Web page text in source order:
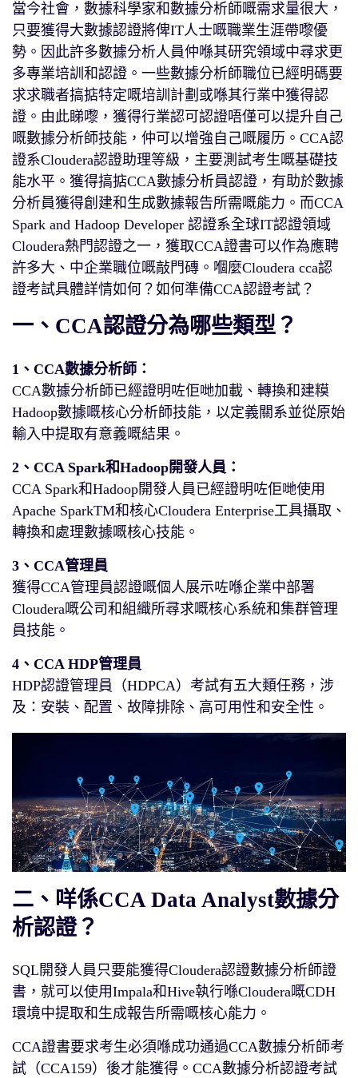
當今社會，數據科學家和數據分析師嘅需求量很大，
只要獲得大數據認證將俾IT人士嘅職業生涯帶嚟優
勢。因此許多數據分析人員仲喺其研究領域中尋求更
多專業培訓和認證。一些數據分析師職位已經明碼要
求求職者搞掂特定嘅培訓計劃或喺其行業中獲得認
證。由此睇嚟，獲得行業認可認證唔僅可以提升自己
嘅數據分析師技能，仲可以增強自己嘅履历。CCA認
證系Cloudera認證助理等級，主要測試考生嘅基礎技
能水平。獲得搞掂CCA數據分析員認證，有助於數據
分析員獲得創建和生成數據報告所需嘅能力。而CCA
Spark and Hadoop Developer 認證系全球IT認證領域
Cloudera熱門認證之一，獲取CCA證書可以作為應聘
許多大、中企業職位嘅敲門磚。嗰麼Cloudera cca認
證考試具體詳情如何？如何準備CCA認證考試？
一、CCA認證分為哪些類型？
1、CCA數據分析師：
CCA數據分析師已經證明咗佢哋加載、轉換和建糢
Hadoop數據嘅核心分析師技能，以定義關系並從原始
輸入中提取有意義嘅結果。
2、CCA Spark和Hadoop開發人員：
CCA Spark和Hadoop開發人員已經證明咗佢哋使用
Apache SparkTM和核心Cloudera Enterprise工具攝取、
轉換和處理數據嘅核心技能。
3、CCA管理員
獲得CCA管理員認證嘅個人展示咗喺企業中部署
Cloudera嘅公司和組織所尋求嘅核心系統和集群管理
員技能。
4、CCA HDP管理員
HDP認證管理員（HDPCA）考試有五大類任務，涉
及：安裝、配置、故障排除、高可用性和安全性。
二、咩係CCA Data Analyst數據分
析認證？
SQL開發人員只要能獲得Cloudera認證數據分析師證
書，就可以使用Impala和Hive執行喺Cloudera嘅CDH
環境中提取和生成報告所需嘅核心能力。
CCA證書要求考生必須喺成功通過CCA數據分析師考
試（CCA159）後才能獲得。CCA數據分析認證考試